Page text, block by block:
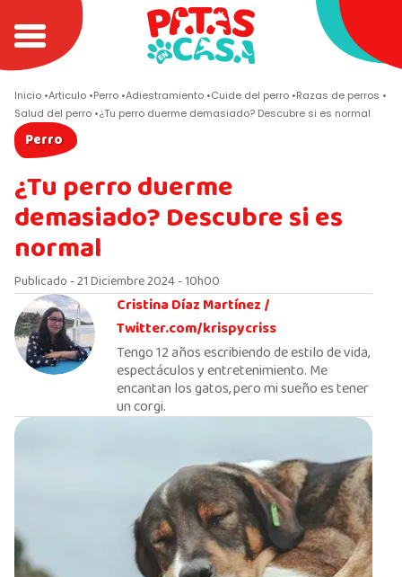
Inicio Articulo Perro Adiestramiento Cuide del perro Razas de perros
Salud del perro ¿Tu perro duerme demasiado? Descubre si es normal
Perro
¿Tu perro duerme
demasiado? Descubre si es
normal
Publicado - 21 Diciembre 2024 - 10h00
Cristina Díaz Martínez /
Twitter.com/krispycriss
Tengo 12 años escribiendo de estilo de vida,
espectáculos y entretenimiento. Me
encantan los gatos, pero mi sueño es tener
un corgi.